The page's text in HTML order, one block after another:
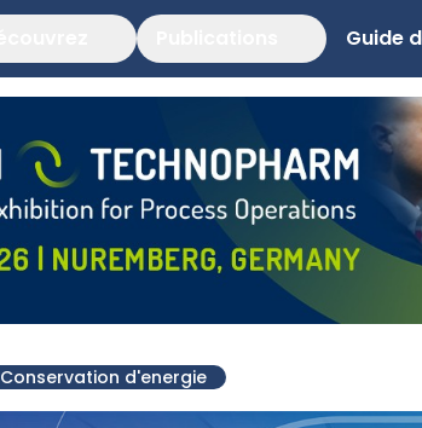
Guide
Conservation d'energie